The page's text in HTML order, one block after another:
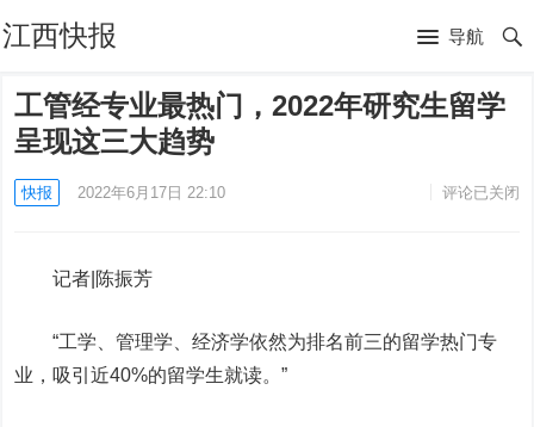
江西快报 导航
工管经专业最热门，2022年研究生留学
呈现这三大趋势
快报 2022年6月17日 22:10 评论已关闭
记者|陈振芳
“工学、管理学、经济学依然为排名前三的留学热门专
业 ， 吸引近40%的留学生就读。”